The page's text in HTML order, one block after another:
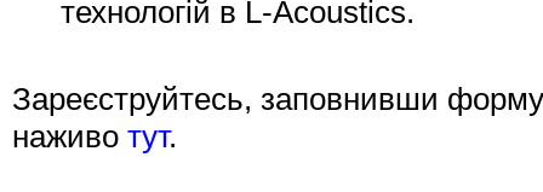
технологій в L-Acoustics.
Зареєструйтесь, заповнивши
наживо тут.